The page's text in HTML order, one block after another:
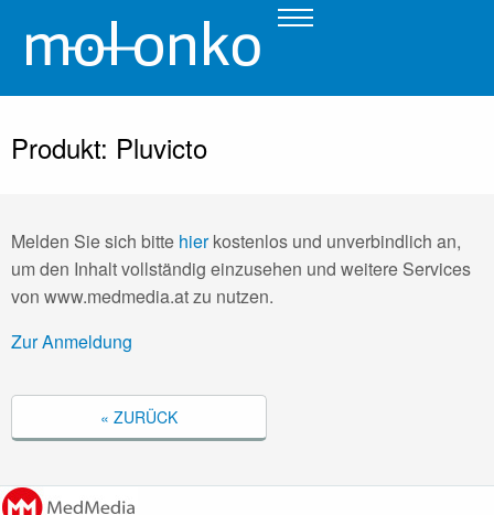
Produkt: Pluvicto
Melden Sie sich bitte hierkostenlos und unverbindlich an,
um den Inhalt vollständig einzusehen und weitere Services
von www.medmedia.at zu nutzen.
Zur Anmeldung
« ZURÜCK